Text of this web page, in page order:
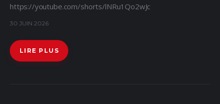
https://youtube.com/shorts/lNRu1Qo2wJc
30 JUIN 2026
LIRE PLUS